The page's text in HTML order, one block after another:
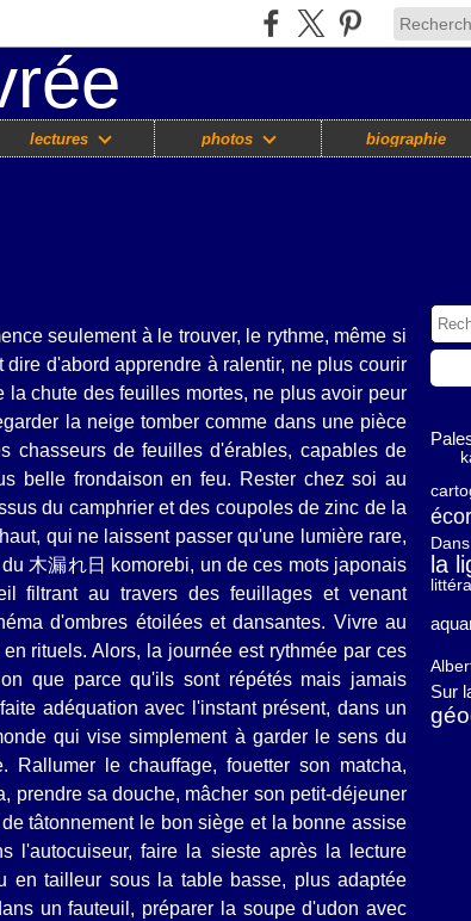
lectures photos biographie
seulement à le trouver, le rythme, même si
d'abord apprendre à ralentir, ne plus courir
chute des feuilles mortes, ne plus avoir peur
la neige tomber comme dans une pièce
chasseurs de feuilles d'érables, capables de
belle frondaison en feu. Rester chez soi au
du camphrier et des coupoles de zinc de la
qui ne laissent passer qu'une lumière rare,
木漏れ日 komorebi, un de ces mots japonais
filtrant au travers des feuillages et venant
d'ombres étoilées et dansantes. Vivre au
rituels. Alors, la journée est rythmée par ces
que parce qu'ils sont répétés mais jamais
adéquation avec l'instant présent, dans un
qui vise simplement à garder le sens du
le chauffage, fouetter son matcha,
prendre sa douche, mâcher son petit-déjeuner
tâtonnement le bon siège et la bonne assise
l'autocuiseur, faire la sieste après la lecture
en tailleur sous la table basse, plus adaptée
un fauteuil, préparer la soupe d'udon avec
la
Sur